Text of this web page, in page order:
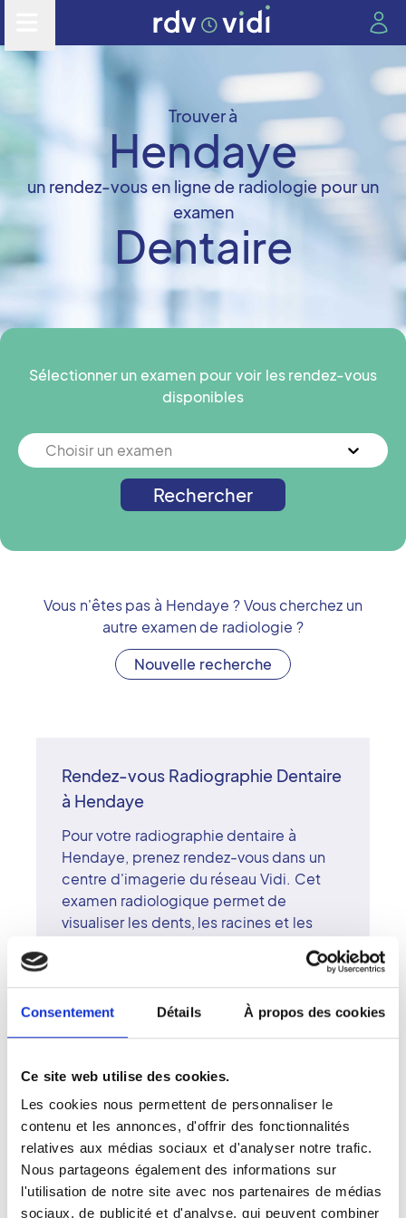
Consentement Détails À propos des cookies
Ce site web utilise des cookies.
Les cookies nous permettent de personnaliser le
contenu et les annonces, d'offrir des fonctionnalités
relatives aux médias sociaux et d'analyser notre trafic.
Nous partageons également des informations sur
l'utilisation de notre site avec nos partenaires de médias
sociaux, de publicité et d'analyse, qui peuvent combiner
Trouver à
Hendaye
un rendez-vous en ligne de radiologie pour un
examen
Dentaire
Sélectionner un examen pour voir les rendez-vous
disponibles
Choisir un examen
Rechercher
Vous n'êtes pas à Hendaye ? Vous cherchez un
autre examen de radiologie ?
Nouvelle recherche
Rendez-vous Radiographie Dentaire
à Hendaye
Pour votre radiographie dentaire à
Hendaye, prenez rendez-vous dans un
centre d'imagerie du réseau Vidi. Cet
examen radiologique permet de
visualiser les dents, les racines et les
infections ou lésions osseuses. Réalisée
à faible dose, la radiographie dentaire
est rapide, précise et sans douleur. Les
et une interprétation fiable. Le réseau
Vidi garantit une imagerie médicale à la
fois performante et humaine. À
Hendaye, chaque examen se déroule
dans un cadre apaisant et professionnel,
où compétence et bienveillance se
conjuguent pour un diagnostic en toute